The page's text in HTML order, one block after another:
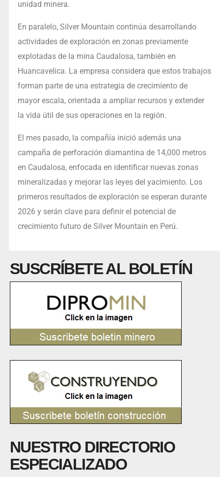
unidad minera.
En paralelo, Silver Mountain continúa desarrollando
actividades de exploración en zonas previamente
explotadas de la mina Caudalosa, también en
Huancavelica. La empresa considera que estos trabajos
forman parte de una estrategia de crecimiento de
mayor escala, orientada a ampliar recursos y extender
la vida útil de sus operaciones en la región.
El mes pasado, la compañía inició además una
campaña de perforación diamantina de 14,000 metros
en Caudalosa, enfocada en identificar nuevas zonas
mineralizadas y mejorar las leyes del yacimiento. Los
primeros resultados de exploración se esperan durante
2026 y serán clave para definir el potencial de
crecimiento futuro de Silver Mountain en Perú.
SUSCRÍBETE AL BOLETÍN
NUESTRO DIRECTORIO
ESPECIALIZADO